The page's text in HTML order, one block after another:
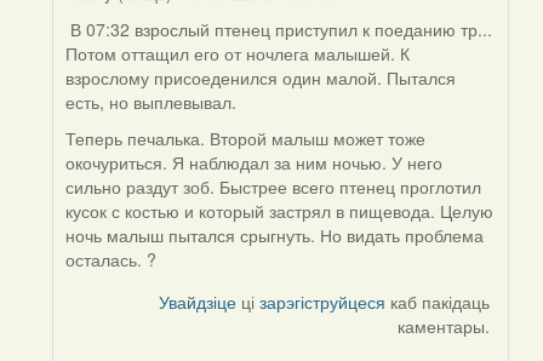
In
reply
to
by
Дарья
В 07:32 взрослый птенец приступил к поеданию тр...
Потом оттащил его от ночлега малышей. К
взрослому присоеденился один малой. Пытался
есть, но выплевывал.
Теперь печалька. Второй малыш может тоже
окочуриться. Я наблюдал за ним ночью. У него
сильно раздут зоб. Быстрее всего птенец проглотил
кусок с костью и который застрял в пищевода. Целую
ночь малыш пытался срыгнуть. Но видать проблема
осталась. ?
Увайдзіце цізарэгіструйцеся каб пакідаць
каментары.